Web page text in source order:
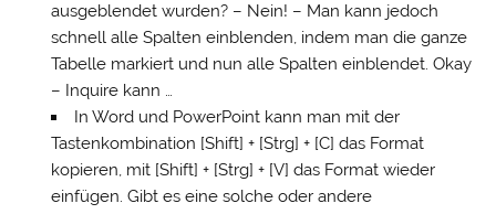
ausgeblendet wurden? – Nein! – Man kann jedoch
schnell alle Spalten einblenden, indem man die ganze
Tabelle markiert und nun alle Spalten einblendet. Okay
– Inquire kann …
In Word und PowerPoint kann man mit der
Tastenkombination [Shift] + [Strg] + [C] das Format
kopieren, mit [Shift] + [Strg] + [V] das Format wieder
einfügen. Gibt es eine solche oder andere